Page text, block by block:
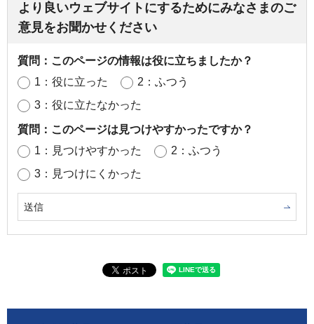
より良いウェブサイトにするためにみなさまのご
意見をお聞かせください
質問：このページの情報は役に立ちましたか？
1：役に立った
2：ふつう
3：役に立たなかった
質問：このページは見つけやすかったですか？
1：見つけやすかった
2：ふつう
3：見つけにくかった